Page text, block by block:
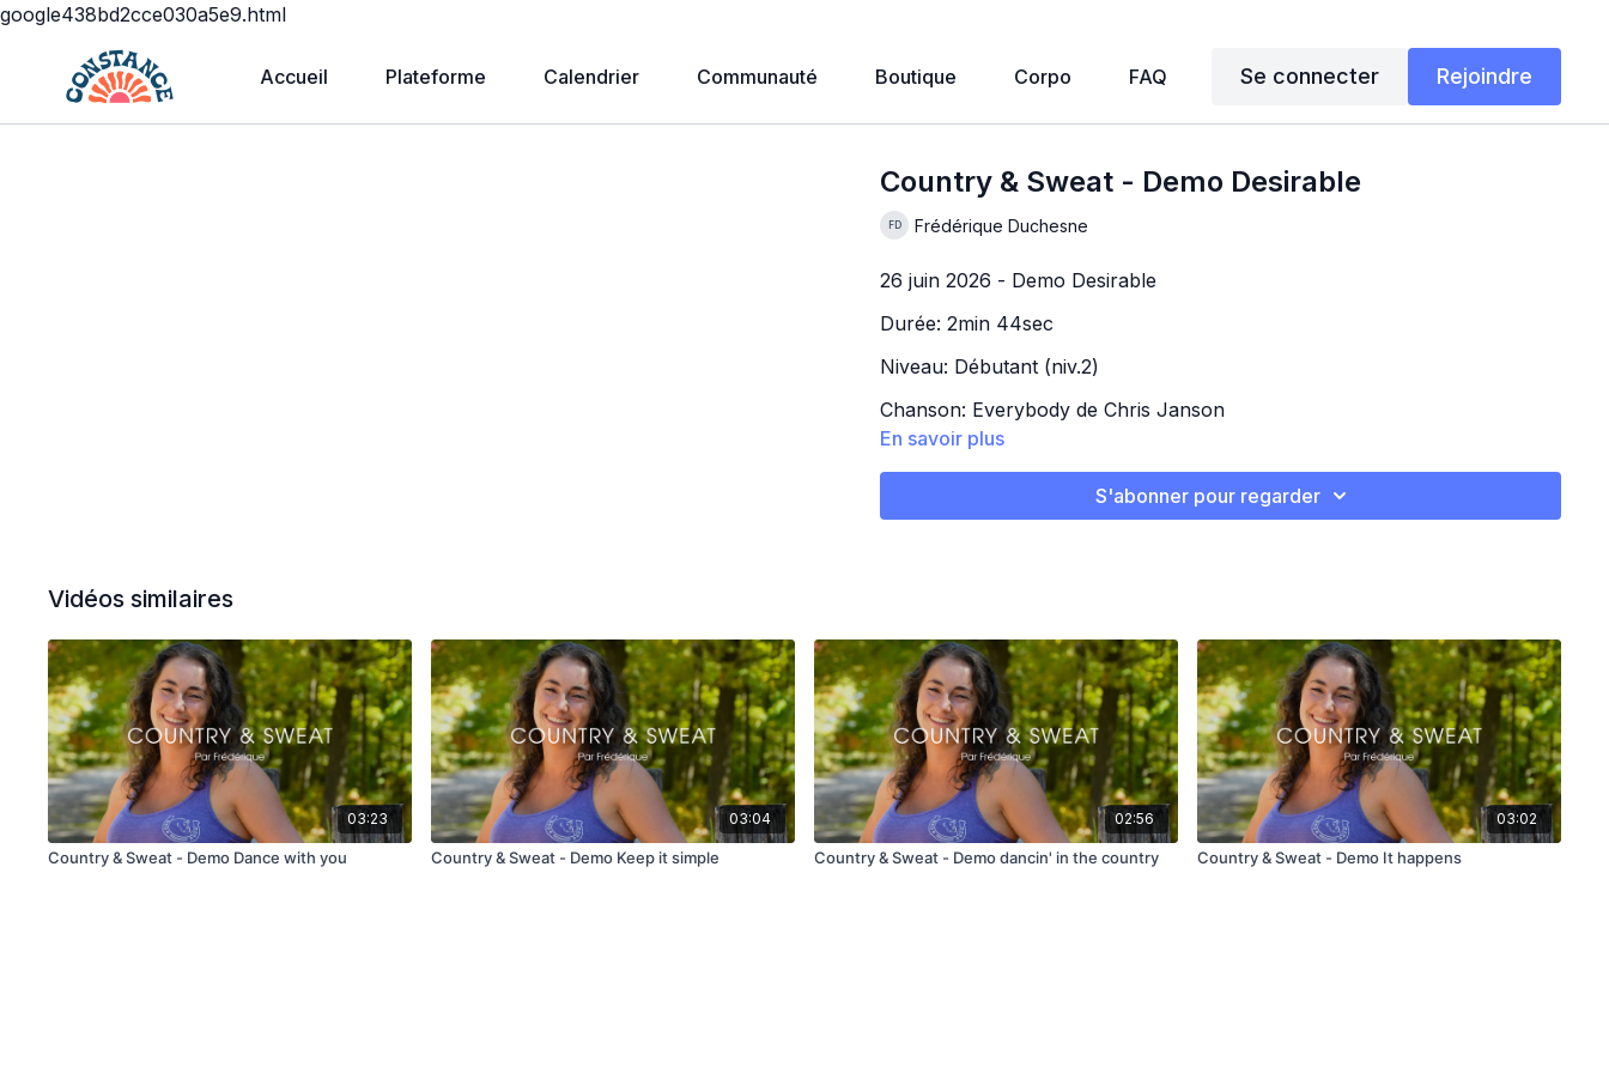
google438bd2cce030a5e9.html
Accueil Plateforme Calendrier Communauté Boutique Corpo FAQ Se connecter Rejoindre
Country & Sweat - Demo Desirable
Frédérique Duchesne
26 juin 2026 - Demo Desirable
Durée: 2min 44sec
Niveau: Débutant (niv.2)
Chanson: Everybody de Chris Janson
En savoir plus
S'abonner pour regarder
Vidéos similaires
03:23
Country & Sweat - Demo Dance with you
03:04
Country & Sweat - Demo Keep it simple
02:56
Country & Sweat - Demo dancin' in the country
03:02
Country & Sweat - Demo It happens